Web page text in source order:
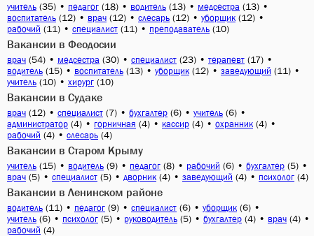
учитель (35) • педагог (18) • водитель (13) • медсестра (13) •
воспитатель (12) • врач (12) • слесарь (12) • уборщик (12) •
рабочий (11) • специалист (11) • преподаватель (10)
Вакансии в Феодосии
врач (54) • медсестра (30) • специалист (23) • терапевт (17) •
водитель (15) • воспитатель (13) • уборщик (12) • заведующий (11) •
учитель (10) • хирург (10)
Вакансии в Судаке
врач (12) • специалист (7) • бухгалтер (6) • учитель (6) •
администратор (4) • горничная (4) • кассир (4) • охранник (4) •
рабочий (4) • слесарь (4)
Вакансии в Старом Крыму
учитель (15) • водитель (9) • педагог (8) • рабочий (6) • бухгалтер (5) •
врач (5) • специалист (5) • дворник (4) • заведующий (4) • психолог (4)
Вакансии в Ленинском районе
водитель (11) • педагог (9) • специалист (6) • уборщик (6) •
учитель (6) • психолог (5) • руководитель (5) • бухгалтер (4) • врач (4) •
рабочий (4)